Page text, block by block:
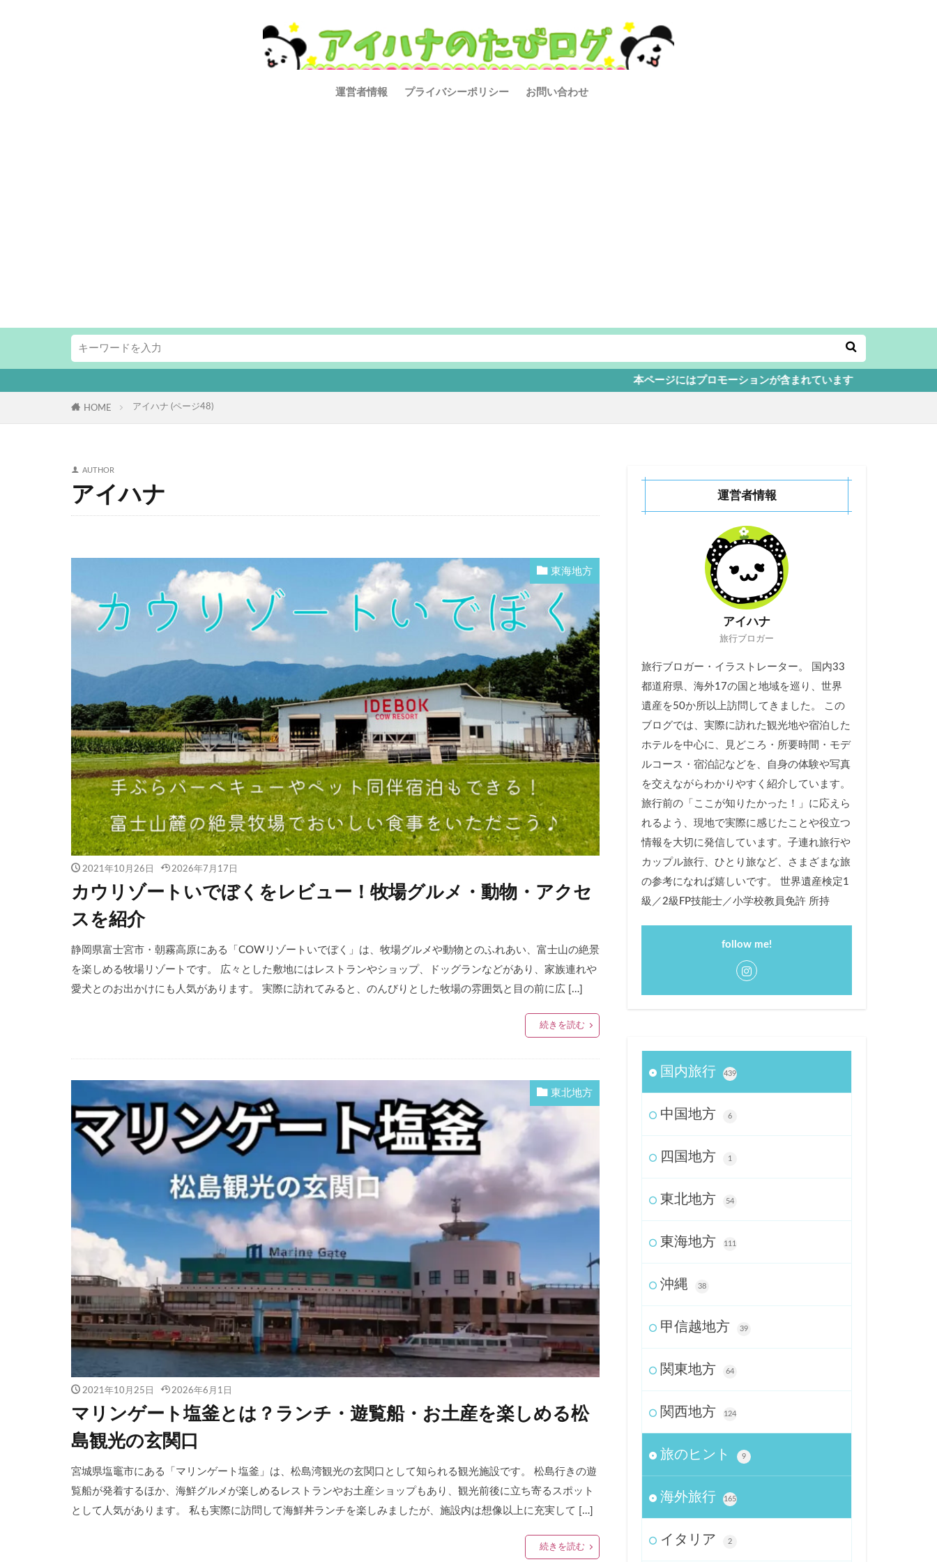
運営者情報 プライバシーポリシー お問い合わせ
本ページにはプロモーションが含まれています
HOME アイハナ (ページ48)
AUTHOR
アイハナ
東海地方
2021年10月26日 2026年7月17日
カウリゾートいでぼくをレビュー！牧場グルメ・動物・アクセ
スを紹介
静岡県富士宮市・朝霧高原にある「COWリゾートいでぼく」は、牧場グルメや動物とのふれあい、富士山の絶景
を楽しめる牧場リゾートです。 広々とした敷地にはレストランやショップ、ドッグランなどがあり、家族連れや
愛犬とのお出かけにも人気があります。 実際に訪れてみると、のんびりとした牧場の雰囲気と目の前に広 […]
続きを読む
東北地方
2021年10月25日 2026年6月1日
マリンゲート塩釜とは？ランチ・遊覧船・お土産を楽しめる松
島観光の玄関口
宮城県塩竈市にある「マリンゲート塩釜」は、松島湾観光の玄関口として知られる観光施設です。 松島行きの遊
覧船が発着するほか、海鮮グルメが楽しめるレストランやお土産ショップもあり、観光前後に立ち寄るスポット
として人気があります。 私も実際に訪問して海鮮丼ランチを楽しみましたが、施設内は想像以上に充実して […]
続きを読む
運営者情報
アイハナ
旅行ブロガー
旅行ブロガー・イラストレーター。 国内33
都道府県、海外17の国と地域を巡り、世界
遺産を50か所以上訪問してきました。 この
ブログでは、実際に訪れた観光地や宿泊した
ホテルを中心に、見どころ・所要時間・モデ
ルコース・宿泊記などを、自身の体験や写真
を交えながらわかりやすく紹介しています。
旅行前の「ここが知りたかった！」に応えら
れるよう、現地で実際に感じたことや役立つ
情報を大切に発信しています。子連れ旅行や
カップル旅行、ひとり旅など、さまざまな旅
の参考になれば嬉しいです。 世界遺産検定1
級／2級FP技能士／小学校教員免許 所持
follow me!
国内旅行 439
中国地方 6
四国地方 1
東北地方 54
東海地方 111
沖縄 38
甲信越地方 39
関東地方 64
関西地方 124
旅のヒント 9
海外旅行 165
イタリア 2